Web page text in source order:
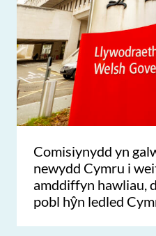
Comisiynydd yn
newydd Cymru i
amddiffyn hawliau,
pobl hŷn ledled